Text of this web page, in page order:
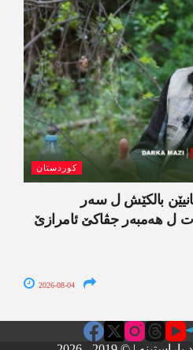
کوردستان
بالکێش ل سەر
ل ھەمبەر جڤاکێ ئامرازێ
2026-08-04